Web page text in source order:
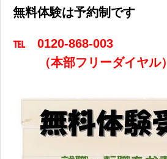
無料体験は予約制です
℡ 0120-868-003
（本部フリーダイヤル）